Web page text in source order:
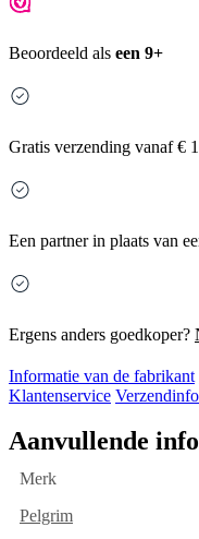
Beoordeeld als een 9+
Gratis verzending vanaf €
Een partner in plaats van
Ergens anders goedkoper?
Informatie van de fabrikant
Klantenservice
Aanvullende
Merk
Pelgrim